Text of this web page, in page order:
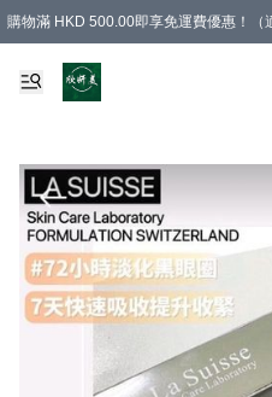
購物滿 HKD 500.00即享免運費優惠！（